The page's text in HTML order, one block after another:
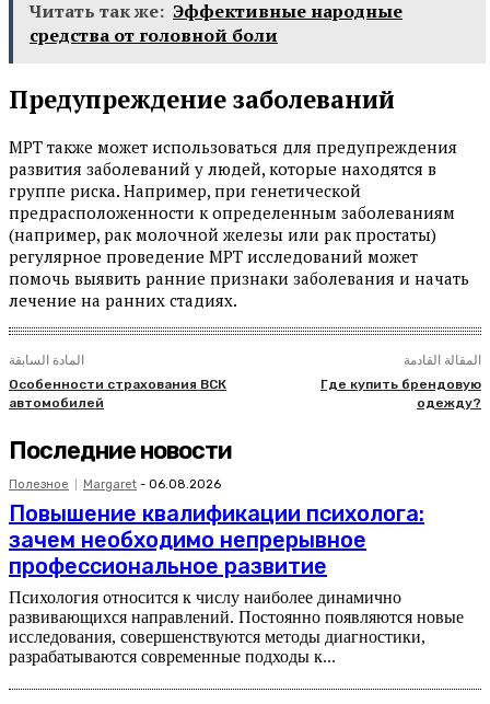
Читать так же: Эффективные народные
средства от головной боли
Предупреждение заболеваний
МРТ также может использоваться для предупреждения
развития заболеваний у людей, которые находятся в
группе риска. Например, при генетической
предрасположенности к определенным заболеваниям
(например, рак молочной железы или рак простаты)
регулярное проведение МРТ исследований может
помочь выявить ранние признаки заболевания и начать
лечение на ранних стадиях.
المادة السابقة
Особенности страхования ВСК
автомобилей
المقالة القادمة
Где купить брендовую
одежду?
Последние новости
Полезное Margaret - 06.08.2026
Повышение квалификации психолога:
зачем необходимо непрерывное
профессиональное развитие
Психология относится к числу наиболее динамично
развивающихся направлений. Постоянно появляются новые
исследования, совершенствуются методы диагностики,
разрабатываются современные подходы к...